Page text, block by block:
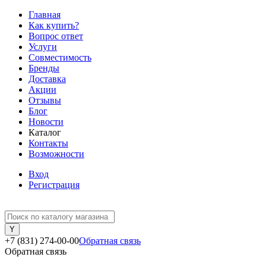
Главная
Как купить?
Вопрос ответ
Услуги
Совместимость
Бренды
Доставка
Акции
Отзывы
Блог
Новости
Каталог
Контакты
Возможности
Вход
Регистрация
+7 (831) 274-00-00Обратная связь
Обратная связь